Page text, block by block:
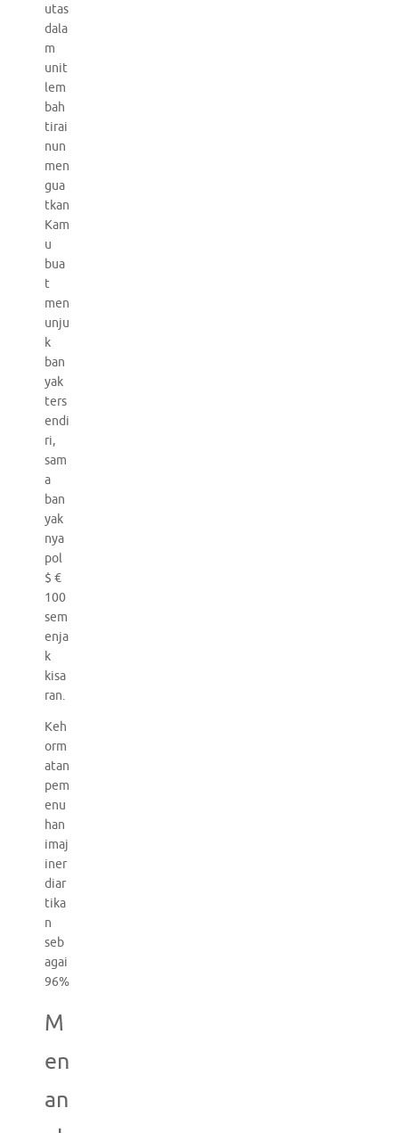
utas
dala
m
unit
lem
bah
tirai
nun
men
gua
tkan
Kam
u
bua
t
men
unju
k
ban
yak
ters
endi
ri,
sam
a
ban
yak
nya
pol
$ €
100
sem
enja
k
kisa
ran.
Keh
orm
atan
pem
enu
han
imaj
iner
diar
tika
n
seb
agai
96%
M
en
an